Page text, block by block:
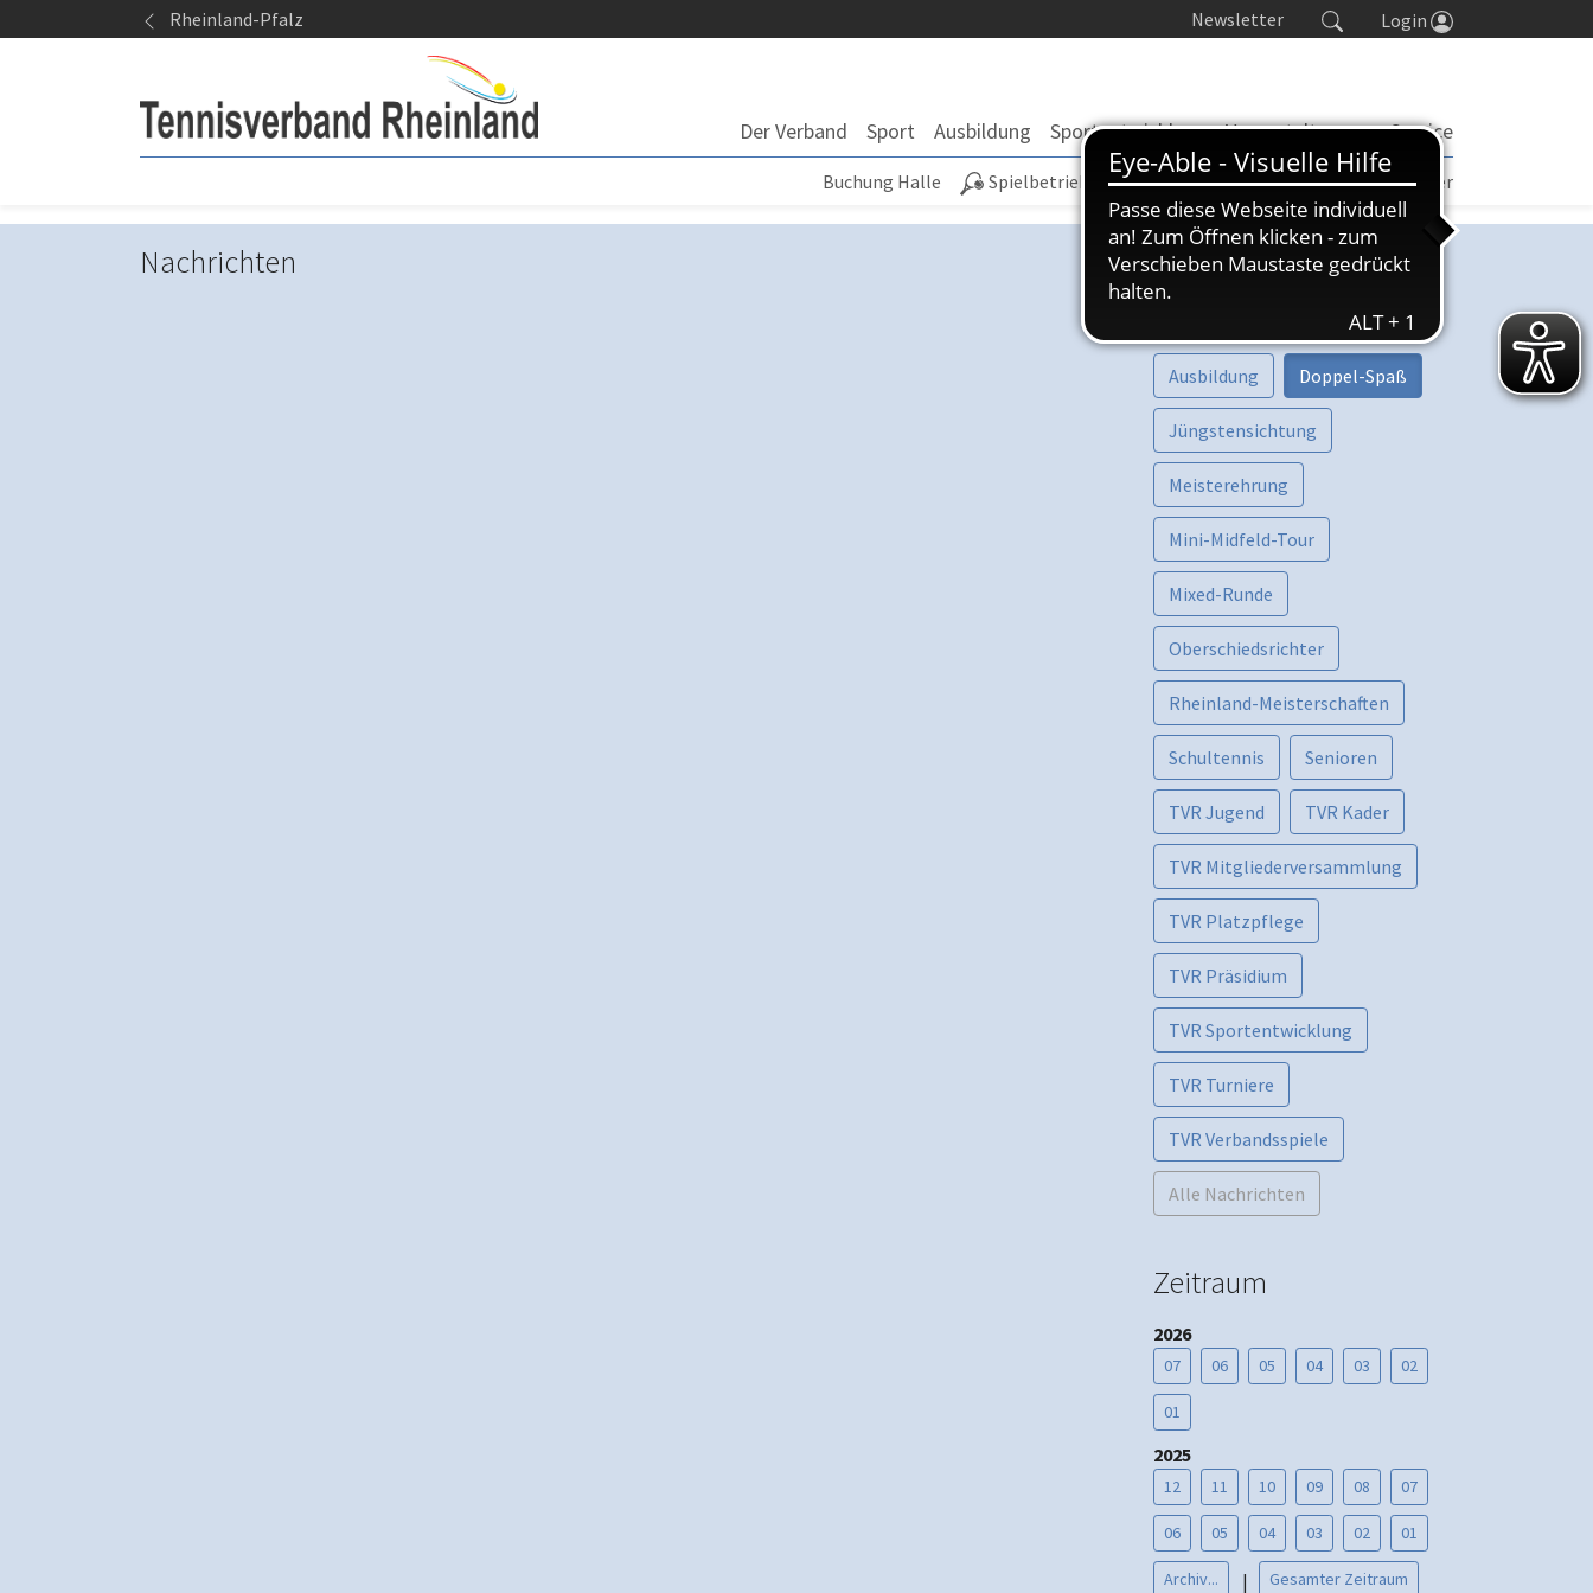
Springe zum SeiteninhaltRheinland-Pfalz Newsletter Login
Der Verband Sport Ausbildung Sportentwicklung Veranstaltungen Service
Buchung Halle Spielbetrieb | TORP Turniere Seminarkalender
Nachrichten Kategorien
Ausbildung Doppel-Spaß
Jüngstensichtung
Meisterehrung
Mini-Midfeld-Tour
Mixed-Runde
Oberschiedsrichter
Rheinland-Meisterschaften
Schultennis Senioren
TVR Jugend TVR Kader
TVR Mitgliederversammlung
TVR Platzpflege
TVR Präsidium
TVR Sportentwicklung
TVR Turniere
TVR Verbandsspiele
Alle Nachrichten
Zeitraum
2026
07 06 05 04 03 02
01
2025
12 11 10 09 08 07
06 05 04 03 02 01
Archiv... | Gesamter Zeitraum